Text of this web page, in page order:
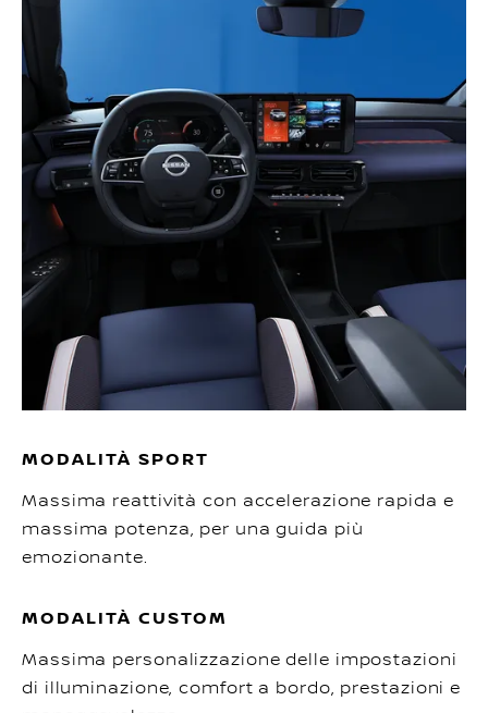
MODALITÀ SPORT
Massima reattività con accelerazione rapida e
massima potenza, per una guida più
emozionante.
MODALITÀ CUSTOM
Massima personalizzazione delle impostazioni
di illuminazione, comfort a bordo, prestazioni e